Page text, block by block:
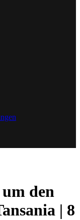
den
| 8